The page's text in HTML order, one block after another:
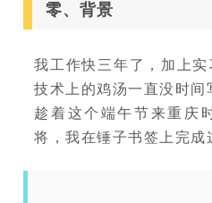
零、背景
我工作快三年了，加上
技术上的鸡汤一直没时间
趁着这个端午节来重庆
将，我在锤子书签上完成